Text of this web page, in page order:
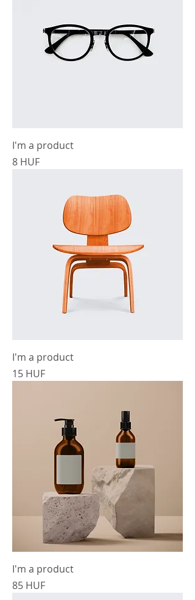
I'm a product
Cena
8 HUF
I'm a product
Cena
15 HUF
I'm a product
Cena
85 HUF